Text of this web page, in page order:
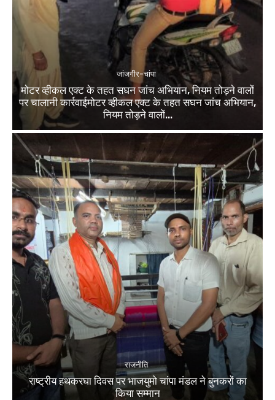
जांजगीर-चांपा
मोटर व्हीकल एक्ट के तहत सघन जांच अभियान, नियम तोड़ने वालों
पर चालानी कार्रवाईमोटर व्हीकल एक्ट के तहत सघन जांच अभियान,
नियम तोड़ने वालों...
राजनीति
राष्ट्रीय हथकरघा दिवस पर भाजयुमो चांपा मंडल ने बुनकरों का
किया सम्मान